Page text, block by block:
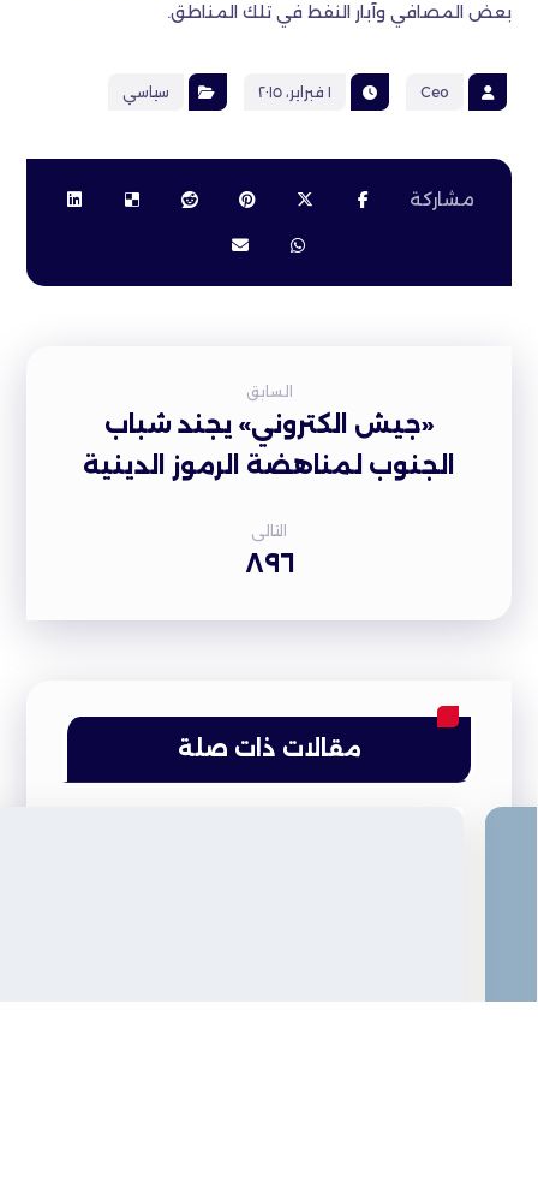
بعض المصافي وآبار النفط في تلك المناطق.
Ceo ١ فبراير، ٢٠١٥ سياسي
السابق
«جيش الكتروني» يجند شباب
الجنوب لمناهضة الرموز الدينية
التالى
٨٩٦
مقالات ذات صلة